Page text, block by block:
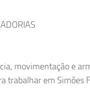
movimentação e
trabalhar em Simões